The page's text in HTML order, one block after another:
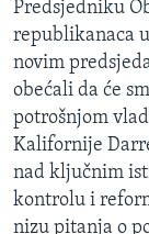
Predsjedniku
republikanaca
novim
obećali da će
potrošnjom
Kalifornije
nad ključnim
kontrolu i
nizu pitanja o